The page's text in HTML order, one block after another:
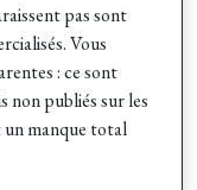
pas sont
Vous
: ce sont
non publiés sur les
un manque total